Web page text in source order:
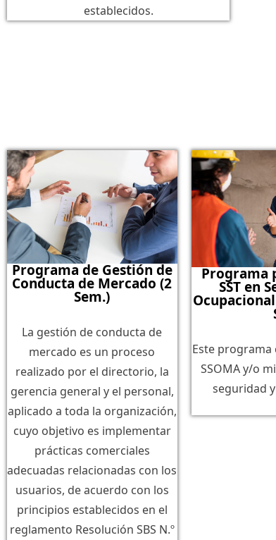
establecidos.
Programa de Gestión de
Conducta de Mercado (2
Sem.)
La gestión de conducta de
mercado es un proceso
realizado por el directorio, la
gerencia general y el personal,
aplicado a toda la organización,
cuyo objetivo es implementar
prácticas comerciales
adecuadas relacionadas con los
usuarios, de acuerdo con los
principios establecidos en el
reglamento Resolución SBS N.º
Programa
SST en
Este programa
SSOMA y/o
seguridad